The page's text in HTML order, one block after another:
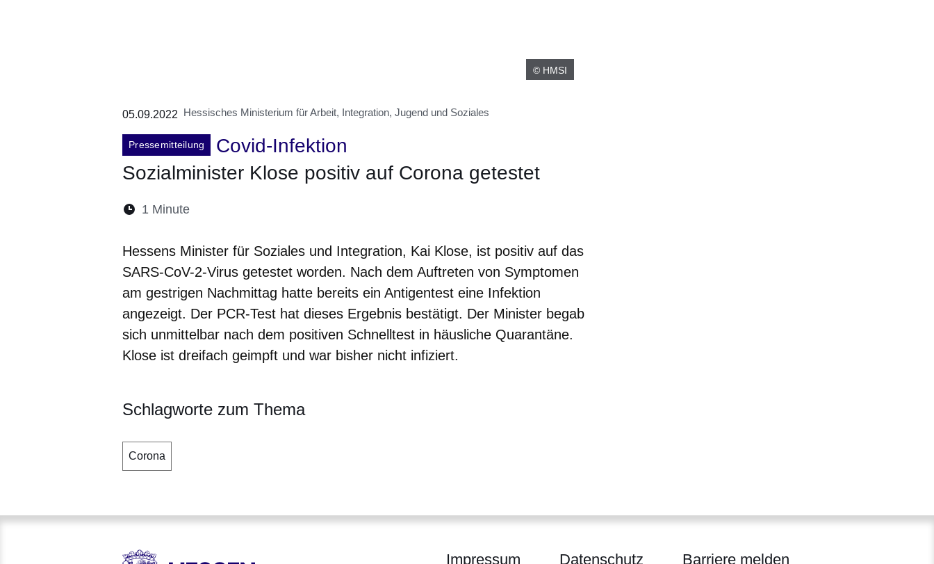
© HMSI
05.09.2022 Hessisches Ministerium für Arbeit, Integration, Jugend und Soziales
Pressemitteilung
Covid-Infektion
Sozialminister Klose positiv auf Corona getestet
Lesedauer:
1 Minute
Hessens Minister für Soziales und Integration, Kai Klose, ist positiv auf das
SARS-CoV-2-Virus getestet worden. Nach dem Auftreten von Symptomen
am gestrigen Nachmittag hatte bereits ein Antigentest eine Infektion
angezeigt. Der PCR-Test hat dieses Ergebnis bestätigt. Der Minister begab
sich unmittelbar nach dem positiven Schnelltest in häusliche Quarantäne.
Klose ist dreifach geimpft und war bisher nicht infiziert.
Schlagworte zum Thema
Corona
Impressum Datenschutz Barriere melden